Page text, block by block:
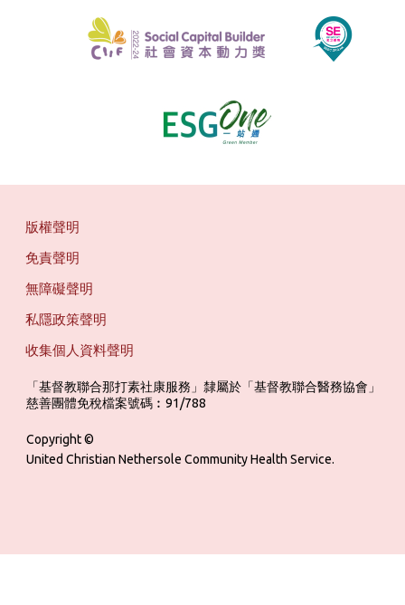
版權聲明
免責聲明
無障礙聲明
私隱政策聲明
收集個人資料聲明
「基督教聯合那打素社康服務」隸屬於「基督教聯合醫務協會」
慈善團體免稅檔案號碼︰91/788
Copyright ©
United Christian Nethersole Community Health Service.